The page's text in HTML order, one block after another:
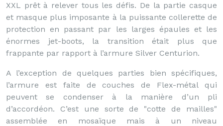
XXL prêt à relever tous les défis. De la partie casque
et masque plus imposante à la puissante collerette de
protection en passant par les larges épaules et les
énormes jet-boots, la transition était plus que
frappante par rapport à l’armure Silver Centurion.
A l’exception de quelques parties bien spécifiques,
l’armure est faite de couches de Flex-métal qui
peuvent se condenser à la manière d’un pli
d’accordéon. C’est une sorte de "cotte de mailles"
assemblée en mosaïque mais à un niveau